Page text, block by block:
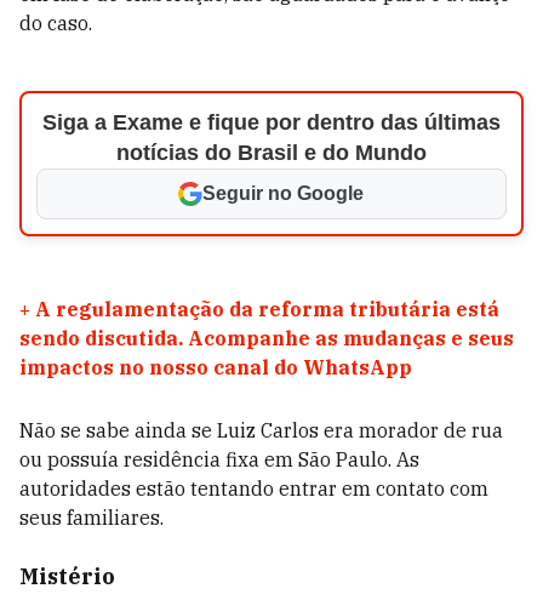
do caso.
Siga a Exame e fique por dentro das últimas
notícias do Brasil e do Mundo
Seguir no Google
+ A regulamentação da reforma tributária está
sendo discutida. Acompanhe as mudanças e seus
impactos no nosso canal do WhatsApp
Não se sabe ainda se Luiz Carlos era morador de rua
ou possuía residência fixa em São Paulo. As
autoridades estão tentando entrar em contato com
seus familiares.
Mistério